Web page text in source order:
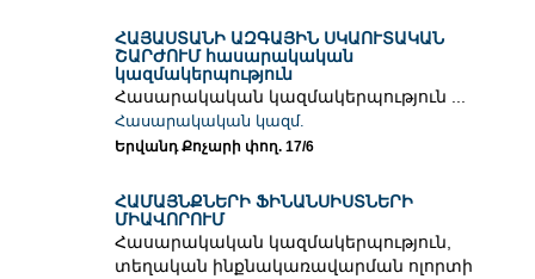
ՀԱՅԱՍՏԱՆԻ ԱԶԳԱՅԻՆ ՍԿԱՈՒՏԱԿԱՆ
ՇԱՐԺՈՒՄ հասարակական
կազմակերպություն
Հասարակական կազմակերպություն ...
Հասարակական կազմ.
Երվանդ Քոչարի փող. 17/6
ՀԱՄԱՅՆՔՆԵՐԻ ՖԻՆԱՆՍԻՍՏՆԵՐԻ
ՄԻԱՎՈՐՈՒՄ
Հասարակական կազմակերպություն,
տեղական ինքնակառավարման ոլորտի